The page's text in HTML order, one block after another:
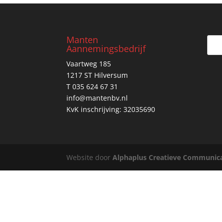
Manten
Aannemingsbedrijf
Vaartweg 185
1217 ST Hilversum
T 035 624 67 31
info@mantenbv.nl
KvK inschrijving: 32035690
Website doorAlphaplus Creatieve